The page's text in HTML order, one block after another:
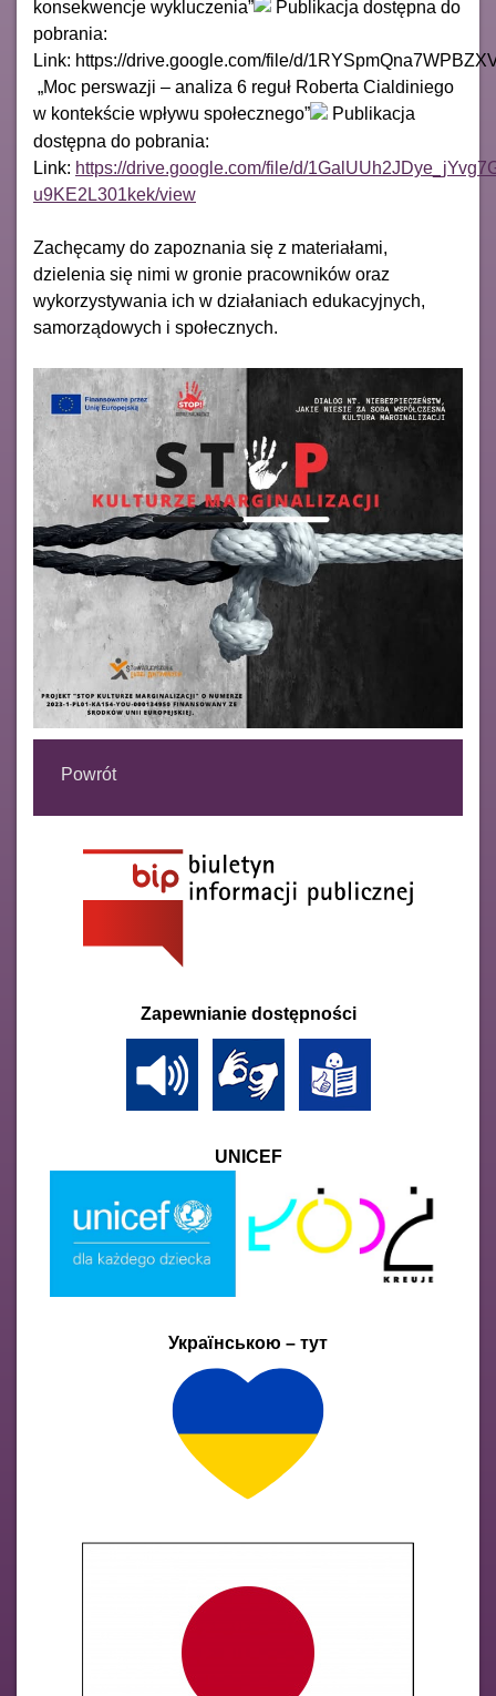
konsekwencje wykluczenia”
Publikacja dostępna do
pobrania:
Link: https://drive.google.com/file/d/
„Moc perswazji – analiza 6 reguł Roberta Cialdiniego
w kontekście wpływu społecznego”
Publikacja
dostępna do pobrania:
Link: https://drive.google.com/file/d/
u9KE2L301kek/view
Zachęcamy do zapoznania się z materiałami,
dzielenia się nimi w gronie pracowników oraz
wykorzystywania ich w działaniach edukacyjnych,
samorządowych i społecznych.
Powrót
Zapewnianie dostępności
UNICEF
Українською – тут